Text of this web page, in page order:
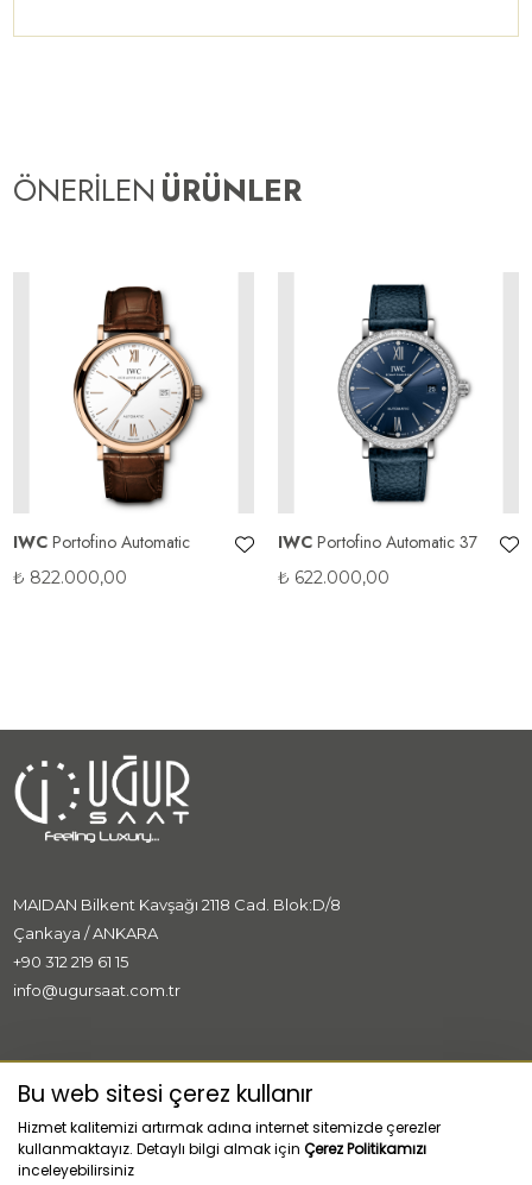
ÖNERİLEN ÜRÜNLER
IWC Portofino Automatic
₺ 822.000,00
IWC Portofino Automatic 37
₺ 622.000,00
MAIDAN Bilkent Kavşağı 2118 Cad. Blok:D/8
Çankaya / ANKARA
+90 312 219 61 15
info@ugursaat.com.tr
MARKALAR
KURUMSAL
Bu web sitesi çerez kullanır
Hizmet kalitemizi artırmak adına internet sitemizde çerezler
kullanmaktayız. Detaylı bilgi almak için Çerez Politikamızı
inceleyebilirsiniz